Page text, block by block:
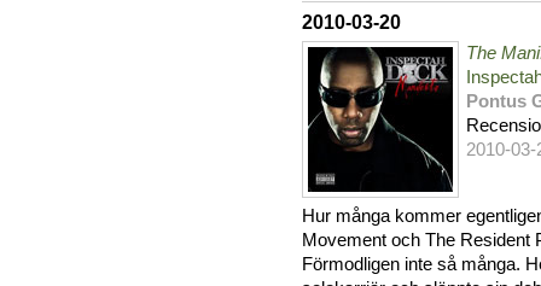
2010-03-20
The
Pontus
2010-03-
Hur många kommer
Movement och The Resident
Förmodligen inte så många.